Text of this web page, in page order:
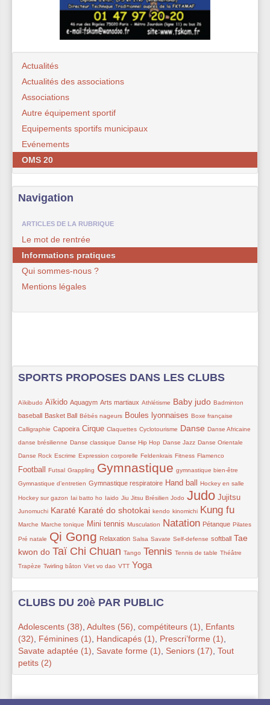
Actualités
Actualités des associations
Associations
Autre équipement sportif
Equipements sportifs municipaux
Evénements
OMS 20
Navigation
ARTICLES DE LA RUBRIQUE
Le mot de rentrée
Informations pratiques
Qui sommes-nous ?
Mentions légales
SPORTS PROPOSES DANS LES CLUBS
27/405
Aïkibudo
179/405Aïkido
126/405 Aquagym
114/405 Arts martiaux
27/405 Athlétisme
182/405 Baby judo
49/405 Badminton
100/405
baseball
93/405 Basket Ball
53/405 Bébés nageurs
143/405 Boules lyonnaises
64/405 Boxe française
26/405
Calligraphie
88/405 Capoeira
155/405 Cirque
23/405 Claquettes
51/405 Cyclotourisme
215/405 Danse
51/405 Danse Africaine
28/405
danse brésilienne
41/405 Danse classique
76/405 Danse Hip Hop
23/405 Danse Jazz
23/405 Danse Orientale
23/405
Danse Rock
25/405 Escrime
41/405 Expression corporelle
21/405 Feldenkrais
11/405 Fitness
23/405 Flamenco
181/405
Football
11/405 Futsal
45/405 Grappling
356/405 Gymnastique
10/405 gymnastique bien-être
41/405
Gymnastique d’entretien
116/405 Gymnastique respiratoire
155/405 Hand ball
86/405 Hockey en salle
86/405
Hockey sur gazon
10/405 Iai batto ho
60/405 Iaido
45/405 Jiu Jitsu Brésilien
20/405 Jodo
405/405 Judo
142/405 Jujitsu
26/405
Junomuchi
210/405 Karaté
187/405 Karaté do shotokai
26/405 kendo
26/405 kinomichi
265/405 Kung fu
51/405
Marche
10/405Marche tonique
139/405 Mini tennis
81/405 Musculation
286/405 Natation
89/405 Pétanque
66/405 Pilates
53/405
Pré natale
372/405 Qi Gong
105/405 Relaxation
23/405 Salsa
20/405 Savate
52/405 Self-defense
100/405 softball
205/405
Tae
kwon do
294/405 Taï Chi Chuan
23/405 Tango
257/405 Tennis
45/405 Tennis de table
41/405 Théâtre
52/405
Trapèze
50/405Twirling bâton
34/405 Viet vo dao
51/405 VTT
234/405 Yoga
CLUBS DU 20è PAR PUBLIC
Adolescents (38) Adultes (56) compétiteurs (1)
Enfants
(32)
Féminines (1) Handicapés (1) Prescri’forme (1)
Savate adaptée (1)
Savate forme (1) Seniors (17) Tout
petits (2)